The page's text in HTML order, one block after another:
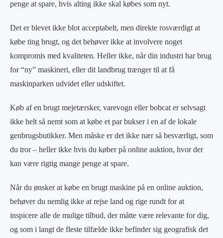
penge at spare, hvis alting ikke skal købes som nyt.
Det er blevet ikke blot acceptabelt, men direkte rosværdigt at
købe ting brugt, og det behøver ikke at involvere noget
kompromis med kvaliteten. Heller ikke, når din industri har brug
for “ny” maskineri, eller dit landbrug trænger til at få
maskinparken udvidet eller udskiftet.
Køb af en brugt mejetærsker, varevogn eller bobcat er selvsagt
ikke helt så nemt som at købe et par bukser i en af de lokale
genbrugsbutikker. Men måske er det ikke nær så besværligt, som
du tror – heller ikke hvis du køber på online auktion, hvor der
kan være rigtig mange penge at spare.
Når du ønsker at købe en brugt maskine på en online auktion,
behøver du nemlig ikke at rejse land og rige rundt for at
inspicere alle de mulige tilbud, der måtte være relevante for dig,
og som i langt de fleste tilfælde ikke befinder sig geografisk det